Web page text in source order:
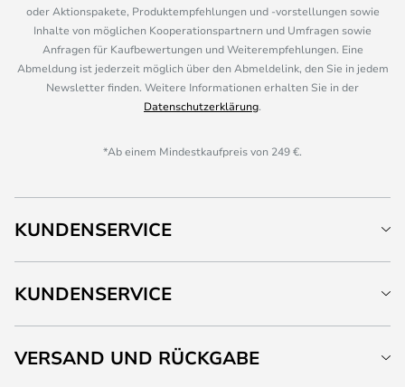
oder Aktionspakete, Produktempfehlungen und -vorstellungen sowie
Inhalte von möglichen Kooperationspartnern und Umfragen sowie
Anfragen für Kaufbewertungen und Weiterempfehlungen. Eine
Abmeldung ist jederzeit möglich über den Abmeldelink, den Sie in jedem
Newsletter finden. Weitere Informationen erhalten Sie in der
Datenschutzerklärung.
*Ab einem Mindestkaufpreis von 249 €.
KUNDENSERVICE
KUNDENSERVICE
VERSAND UND RÜCKGABE